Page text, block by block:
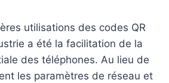
utilisations des codes QR
a été la facilitation de la
des téléphones. Au lieu de
les paramètres de réseau et